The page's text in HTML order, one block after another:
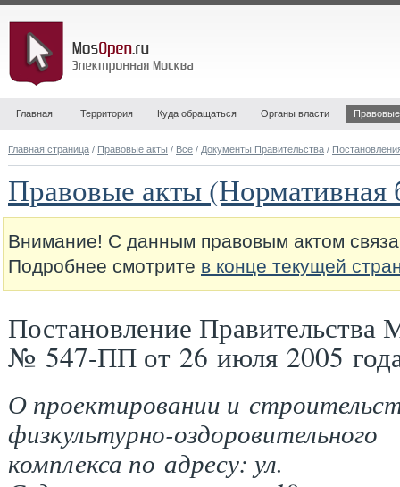
Главная Территория Куда обращаться Органы власти
Главная страница / Правовые акты / Все / Документы Правительства /
Правовые акты (Нормативная
Внимание! С данным правовым актом
Подробнее смотрите в конце текущей
Постановление Правительства
№ 547-ПП от 26 июля 2005
О проектировании и
физкультурно-оздоровительного
комплекса по адресу: ул.